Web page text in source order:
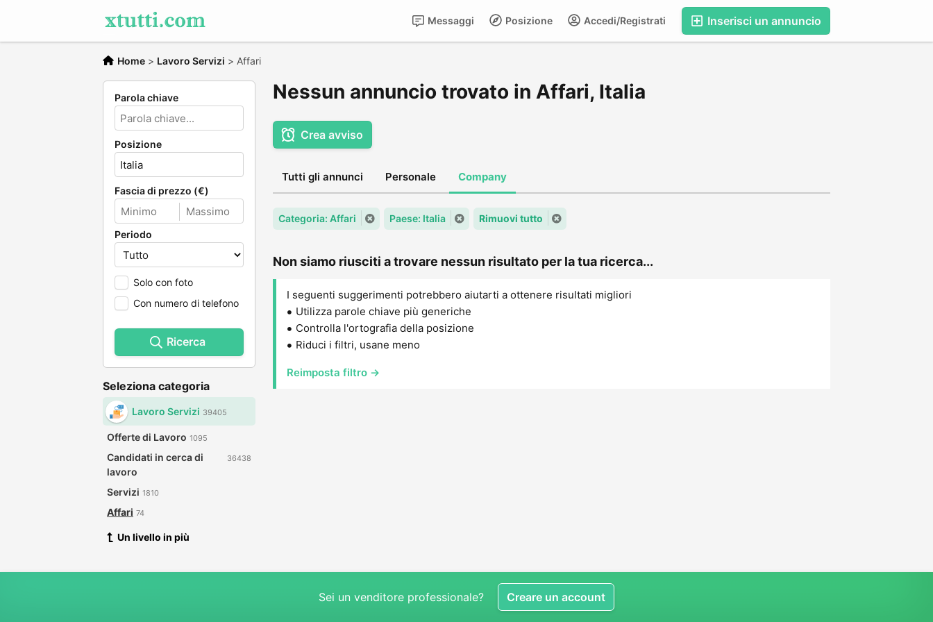
Inserisci un annuncio
Accedi/Registrati
Posizione
Messaggi
Home > Lavoro Servizi > Affari
Parola chiave
Posizione
Fascia di prezzo (€)
Periodo
Solo con foto
Con numero di telefono
Ricerca
Seleziona categoria
Lavoro Servizi 39405
Offerte di Lavoro 1095
Candidati in cerca di
lavoro
36438
Servizi 1810
Affari 74
Un livello in più
Nessun annuncio trovato in Affari, Italia
Crea avviso
Tutti gli annunci Personale Company
Categoria: Affari Paese: Italia Rimuovi tutto
Non siamo riusciti a trovare nessun risultato per la tua ricerca...
I seguenti suggerimenti potrebbero aiutarti a ottenere risultati migliori
Utilizza parole chiave più generiche
Controlla l'ortografia della posizione
Riduci i filtri, usane meno
Reimposta filtro →
Sei un venditore professionale? Creare un account